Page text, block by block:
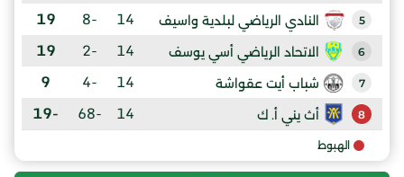
5 النادي الرياضي لبلدية واسيف 14
-8
19
6 الاتحاد الرياضي أسي يوسف 14
-2
19
7 شباب أيت عقواشة 14
-4
9
8 أث يني أ. ك 14
-68
-19
الهبوط